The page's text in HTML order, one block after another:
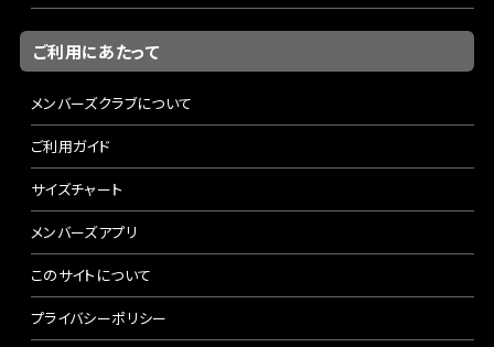
ご利用にあたって
メンバーズクラブについて
ご利用ガイド
サイズチャート
メンバーズアプリ
このサイトについて
プライバシーポリシー